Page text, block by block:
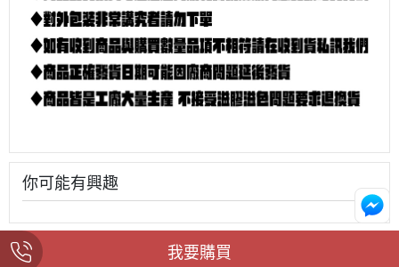
你可能有興趣
我要購買